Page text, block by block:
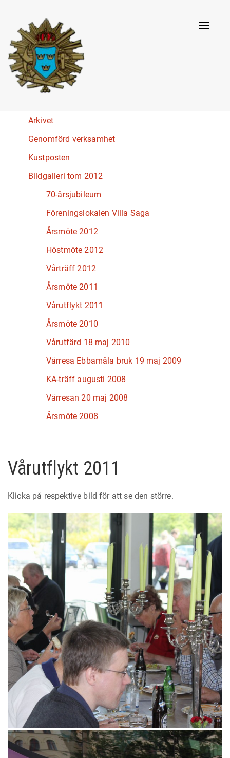
Arkivet
Genomförd verksamhet
Kustposten
Bildgalleri tom 2012
70-årsjubileum
Föreningslokalen Villa Saga
Årsmöte 2012
Höstmöte 2012
Vårträff 2012
Årsmöte 2011
Vårutflykt 2011
Årsmöte 2010
Vårutfärd 18 maj 2010
Vårresa Ebbamåla bruk 19 maj 2009
KA-träff augusti 2008
Vårresan 20 maj 2008
Årsmöte 2008
Vårutflykt 2011
Klicka på respektive bild för att se den större.